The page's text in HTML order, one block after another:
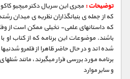
توضیحات : مجری­ این سریال دکتر میچیو
که از جمله­ ی بنیانگذاران نظریه­ ی میدان
که داستانهای علمی- تخیلی ممکن است از
باشند. موضوعات این برنامه که از کتاب او
شده­ اند و در حال حاضر ظاهرا از قلمرو
برنامه مورد بررسی قرار می­گیرند، مانند
و سایر موارد